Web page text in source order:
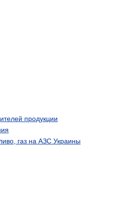
продукции
газ на АЗС Украины